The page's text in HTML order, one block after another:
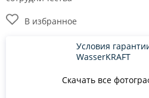
В избранное
Скачать все
Условия
WasserKRAFT